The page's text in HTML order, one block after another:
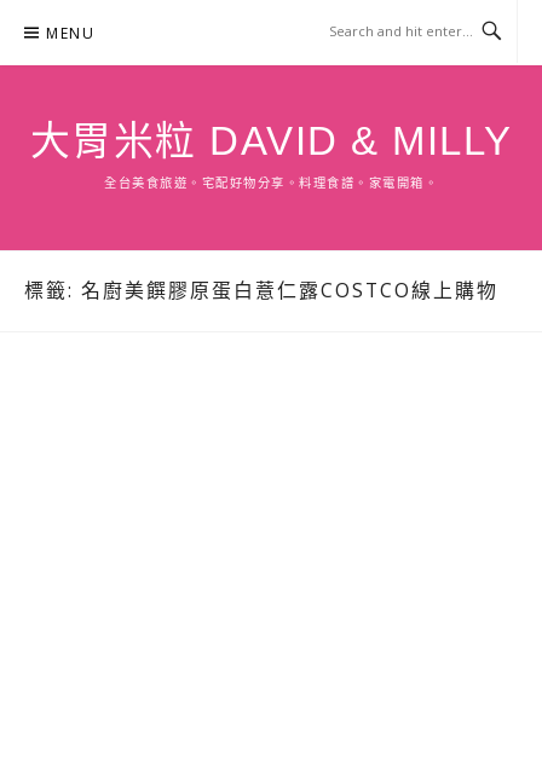
content
MENU
大胃米粒 DAVID & MILLY
全台美食旅遊。宅配好物分享。料理食譜。家電開箱。
標籤: 名廚美饌膠原蛋白薏仁露COSTCO線上購物